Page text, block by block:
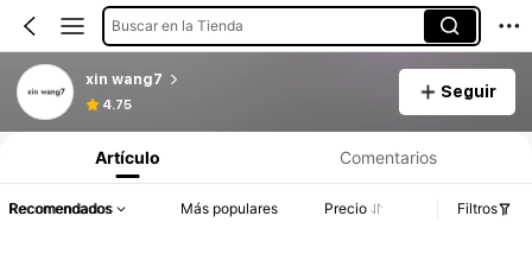
Buscar en la Tienda
xin wang7
4.75
Seguir
Artículo Comentarios
Recomendados Más populares Precio Filtros